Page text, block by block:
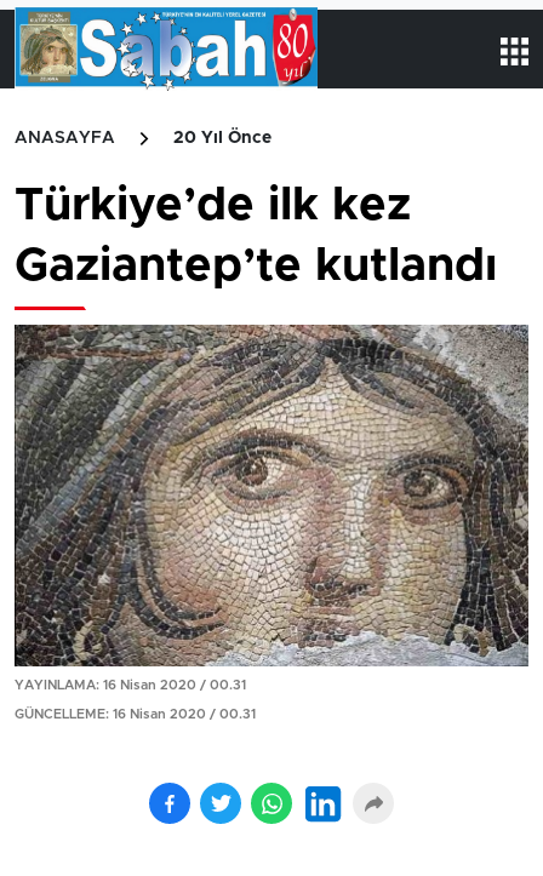
ANASAYFA 20 Yıl Önce
Türkiye’de ilk kez
Gaziantep’te kutlandı
YAYINLAMA: 16 Nisan 2020 / 00.31
GÜNCELLEME: 16 Nisan 2020 / 00.31